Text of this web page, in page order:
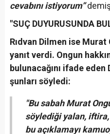
cevabını istiyorum”
"SUÇ DUYURUSUNDA
Rıdvan Dilmen ise
yanıt verdi. Ongun
bulunacağını ifade eden
şunları söyledi:
"Bu sabah Murat
söylediği yalan,
bu açıklamayı